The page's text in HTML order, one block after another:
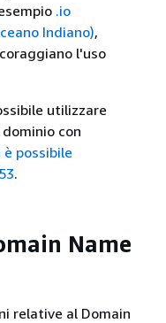
.io
Indiano),
l'uso
utilizzare
con
è possibile
.
Name
relative al Domain